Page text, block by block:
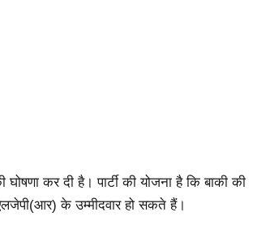
कर दी है। पार्टी की योजना है कि बाकी की
के उम्मीदवार हो सकते हैं।